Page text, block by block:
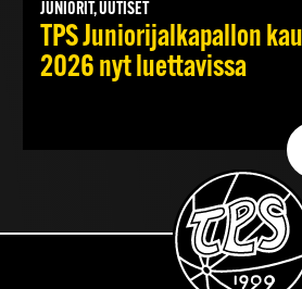
JUNIORIT, UUTISET
TPS Juniorijalkapallon
2026 nyt luettavissa